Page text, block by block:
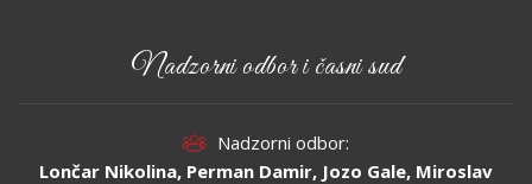
Nadzorni odbor i časni sud
Nadzorni odbor:
Lončar Nikolina, Perman Damir, Jozo Gale, Miroslav